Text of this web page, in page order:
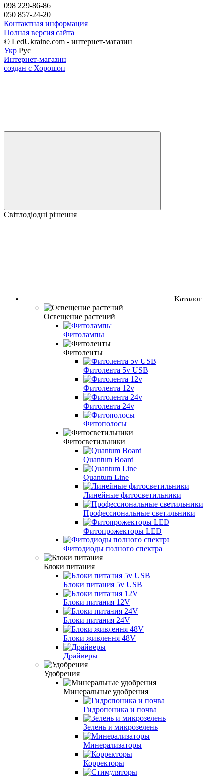
098 229-86-86
050 857-24-20
Контактная информация
Полная версия сайта
© LedUkraine.com - интернет-магазин
Укр Рус
Интернет-магазин
создан с Хорошоп
Світлодіодні рішення
Каталог
Освещение растений
Фитолампы
Фитоленты
Фитолента 5v USB
Фитолента 12v
Фитолента 24v
Фитополосы
Фитосветильники
Quantum Board
Quantum Line
Линейные фитосветильники
Профессиональные светильники
Фитопрожекторы LED
Фитодиоды полного спектра
Блоки питания
Блоки питания 5v USB
Блоки питания 12V
Блоки питания 24V
Блоки живлення 48V
Драйверы
Удобрения
Минеральные удобрения
Гидропоника и почва
Зелень и микрозелень
Минерализаторы
Корректоры